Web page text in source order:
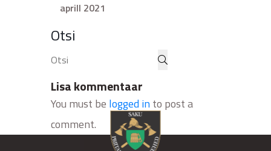
aprill 2021
Otsi
Lisa kommentaar
You must be logged into post a
comment.